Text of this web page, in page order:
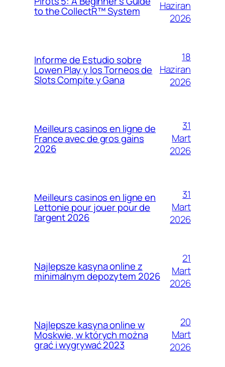
to the CollectR™ System
Haziran
2026
Informe de Estudio sobre
Lowen Play y los Torneos de
Slots Compite y Gana
18
Haziran
2026
Meilleurs casinos en ligne de
France avec de gros gains
2026
31
Mart
2026
Meilleurs casinos en ligne en
Lettonie pour jouer pour de
l’argent 2026
31
Mart
2026
Najlepsze kasyna online z
minimalnym depozytem 2026
21
Mart
2026
Najlepsze kasyna online w
Moskwie, w których można
grać i wygrywać 2023
20
Mart
2026